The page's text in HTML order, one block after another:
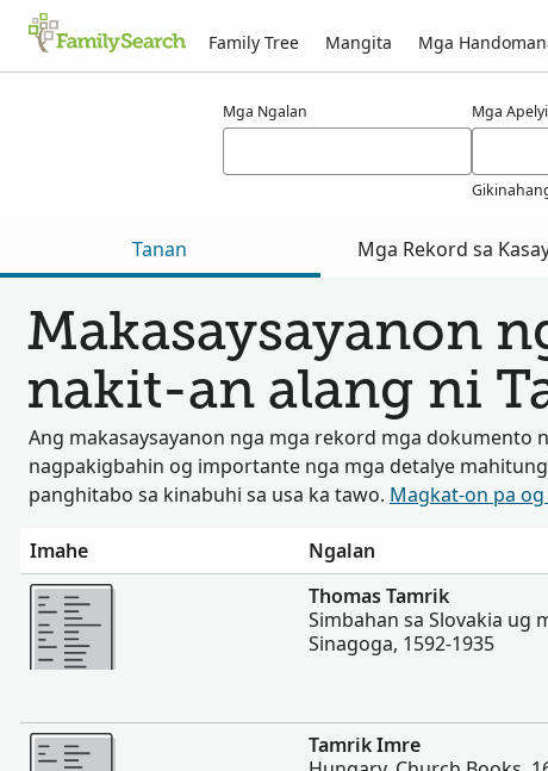
Family Tree Mangita Mga
Mga Ngalan Mga
Tanan Mga Rekord sa
Makasaysayanon
nakit-an alang ni
Ang makasaysayanon nga mga rekord mga dokumento
nagpakigbahin og importante nga mga detalye
panghitabo sa kinabuhi sa usa ka tawo. Magkat-on pa
Imahe Ngalan
Dugang pa
Thomas Tamrik
Simbahan sa Slovakia ug
Sinagoga, 1592-1935
Dugang pa
Tamrik Imre